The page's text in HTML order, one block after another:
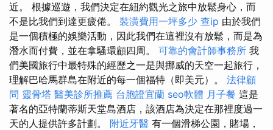
近。 根據巡遊，我們決定在紐約觀光之旅中放鬆身心，而
不是比我們到達更疲倦。 裝潢費用一坪多少 查ip 由於我們
是一個積極的娛樂活動，因此我們在這裡沒有放鬆，而是為
潛水而付費，並在拿騷環顧四周。 可靠的會計師事務所 我
們美國旅行中最特殊的經歷之一是與挪威的天空一起旅行，
理解巴哈馬群島在附近的每一個福特（即美元）。 法律顧
問 靈骨塔 醫美診所推薦 台胞證宜蘭 seo軟體 月子餐 這是
著名的亞特蘭蒂斯天堂島酒店，該酒店為決定在那裡度過一
天的人提供許多計劃。 附近牙醫 有一個滑梯公園，賭場，